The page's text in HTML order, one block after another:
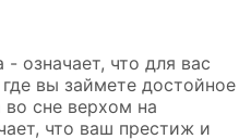
означает, что для вас
вы займете достойное
сне верхом на
что ваш престиж и